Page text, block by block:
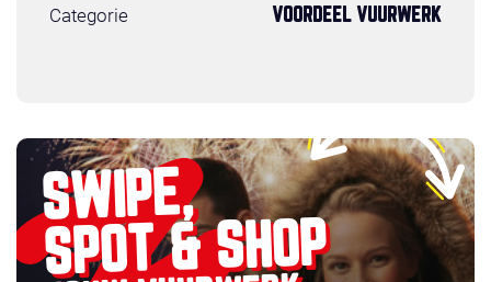
Categorie VOORDEEL VUURWERK
SWIPE,
SPOT & SHOP